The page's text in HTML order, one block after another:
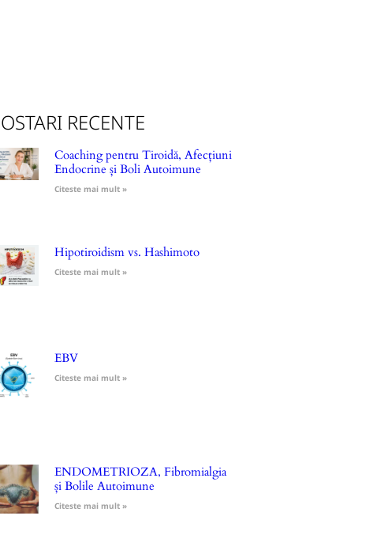
RECENTE
Coaching pentru Tiroidă, Afecțiuni
Endocrine și Boli Autoimune
Citeste mai mult »
Hipotiroidism vs. Hashimoto
Citeste mai mult »
EBV
Citeste mai mult »
ENDOMETRIOZA, Fibromialgia
și Bolile Autoimune
Citeste mai mult »